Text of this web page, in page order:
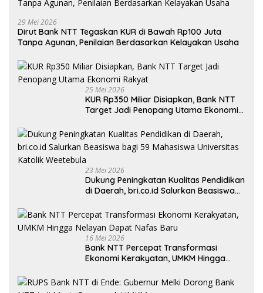
29 Mei 2026
Dirut Bank NTT Tegaskan KUR di Bawah Rp100 Juta
Tanpa Agunan, Penilaian Berdasarkan Kelayakan Usaha
25 Mei 2026
KUR Rp350 Miliar Disiapkan, Bank NTT
Target Jadi Penopang Utama Ekonomi
23 Mei 2026
Dukung Peningkatan Kualitas Pendidikan
di Daerah, bri.co.id Salurkan Beasiswa
Weetebula
16 Mei 2026
Bank NTT Percepat Transformasi
Ekonomi Kerakyatan, UMKM Hingga